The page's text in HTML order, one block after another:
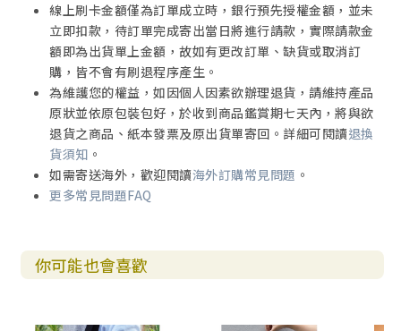
線上刷卡金額僅為訂單成立時，銀行預先授權金額，並未
立即扣款，待訂單完成寄出當日將進行請款，實際請款金
額即為出貨單上金額，故如有更改訂單、缺貨或取消訂
購，皆不會有刷退程序產生。
為維護您的權益，如因個人因素欲辦理退貨，請維持產品
原狀並依原包裝包好，於收到商品鑑賞期七天內，將與欲
退貨之商品、紙本發票及原出貨單寄回。詳細可閱讀退換
貨須知 。
如需寄送海外，歡迎閱讀海外訂購常見問題 。
更多常見問題FAQ
你可能也會喜歡